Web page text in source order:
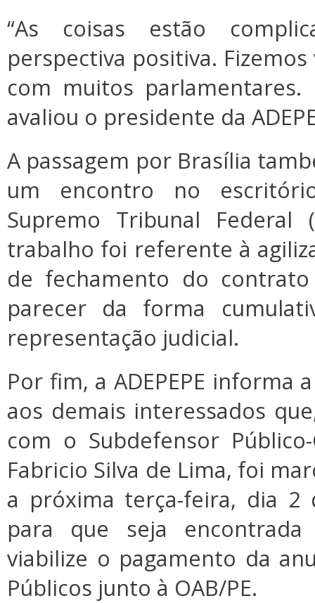
“As coisas estão
perspectiva positiva.
com muitos parlamentares.
avaliou o presidente da
A passagem por Brasília
um encontro no
Supremo Tribunal Federal
trabalho foi referente à
de fechamento do
parecer da forma
representação judicial.
Por fim, a ADEPEPE informa
aos demais interessados
com o Subdefensor
Fabricio Silva de Lima, foi
a próxima terça-feira, dia 2
para que seja
viabilize o pagamento da
Públicos junto à OAB/PE.